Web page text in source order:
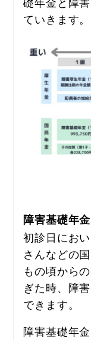
ていきます。
障害基礎年
初診日にお
さんなどの
もの頃から
ぎた時、障
できます。
障害基礎年